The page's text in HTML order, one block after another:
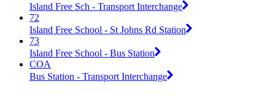
Island Free Sch - Transport Interchange
72
Island Free School - St Johns Rd Station
73
Island Free School - Bus Station
COA
Bus Station - Transport Interchange